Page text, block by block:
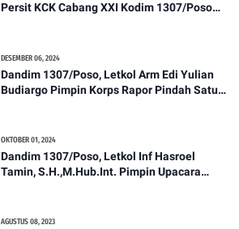
Persit KCK Cabang XXI Kodim 1307/Poso
DESEMBER 06, 2024
Dandim 1307/Poso, Letkol Arm Edi Yulian
Budiargo Pimpin Korps Rapor Pindah Satuan
OKTOBER 01, 2024
Dandim 1307/Poso, Letkol Inf Hasroel
Tamin, S.H.,M.Hub.Int. Pimpin Upacara
AGUSTUS 08, 2023